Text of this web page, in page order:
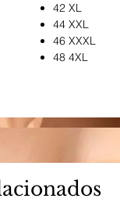
42 XL
44 XXL
46 XXXL
48 4XL